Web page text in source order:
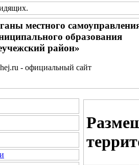
.
местного
образования
район»
- официальный сайт